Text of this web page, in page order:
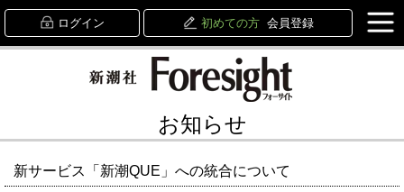
ログイン 初めての方 会員登録
お知らせ
新サービス「新潮QUE」への統合について